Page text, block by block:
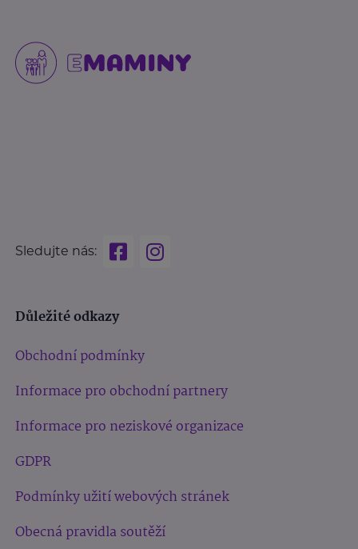
Sledujte nás:
Důležité odkazy
Obchodní podmínky
Informace pro obchodní partnery
Informace pro neziskové organizace
GDPR
Podmínky užití webových stránek
Obecná pravidla soutěží